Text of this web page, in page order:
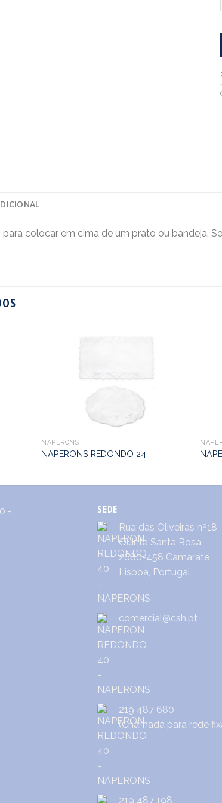
colocar em cima de um prato ou bandeja.
NAPERONS
NAPERONS REDONDO 24
SEDE
Rua das Oliveiras nº18,
Quinta Santa Rosa,
2680-458 Camarate
Lisboa, Portugal
comercial@csh.pt
219 487 680
(Chamada para rede
219 487 198